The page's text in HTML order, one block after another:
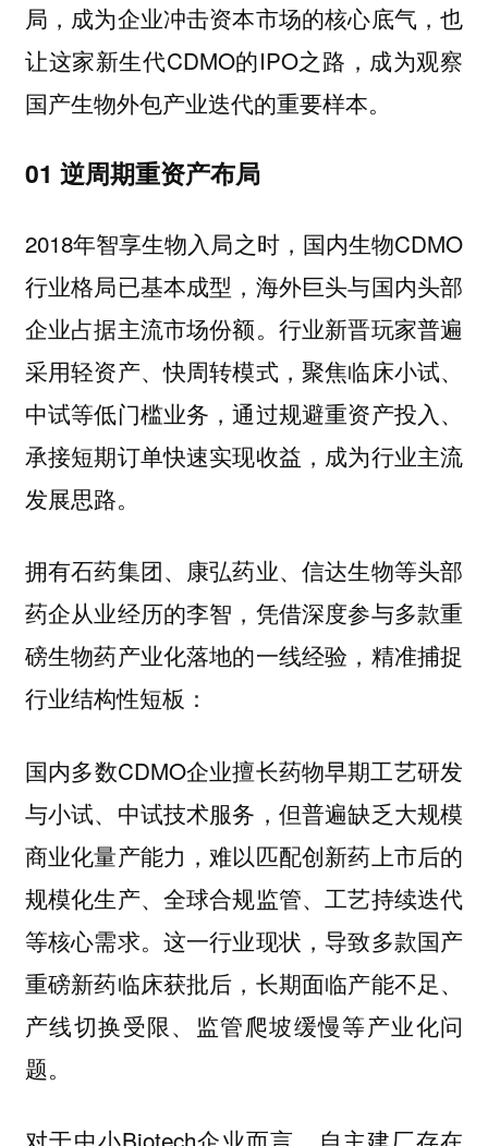
局，成为企业冲击资本市场的核心底气，也
让这家新生代CDMO的IPO之路，成为观察
国产生物外包产业迭代的重要样本。
01 逆周期重资产布局
2018年智享生物入局之时，国内生物CDMO
行业格局已基本成型，海外巨头与国内头部
企业占据主流市场份额。行业新晋玩家普遍
采用轻资产、快周转模式，聚焦临床小试、
中试等低门槛业务，通过规避重资产投入、
承接短期订单快速实现收益，成为行业主流
发展思路。
拥有石药集团、康弘药业、信达生物等头部
药企从业经历的李智，凭借深度参与多款重
磅生物药产业化落地的一线经验，精准捕捉
行业结构性短板：
国内多数CDMO企业擅长药物早期工艺研发
与小试、中试技术服务，但普遍缺乏大规模
商业化量产能力，难以匹配创新药上市后的
规模化生产、全球合规监管、工艺持续迭代
等核心需求。这一行业现状，导致多款国产
重磅新药临床获批后，长期面临产能不足、
产线切换受限、监管爬坡缓慢等产业化问
题。